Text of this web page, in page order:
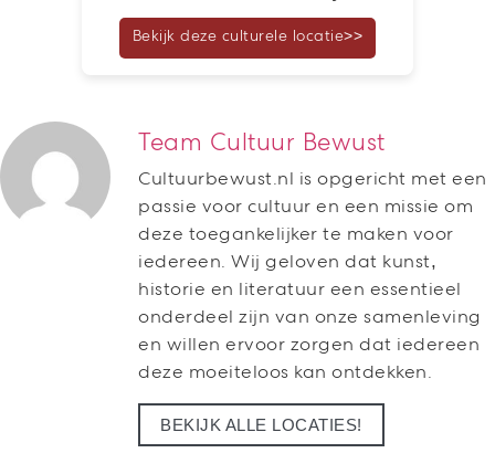
Bekijk deze culturele locatie>>
Team Cultuur Bewust
Cultuurbewust.nl is opgericht met een
passie voor cultuur en een missie om
deze toegankelijker te maken voor
iedereen. Wij geloven dat kunst,
historie en literatuur een essentieel
onderdeel zijn van onze samenleving
en willen ervoor zorgen dat iedereen
deze moeiteloos kan ontdekken.
BEKIJK ALLE LOCATIES!